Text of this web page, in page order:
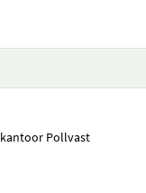
Pollvast